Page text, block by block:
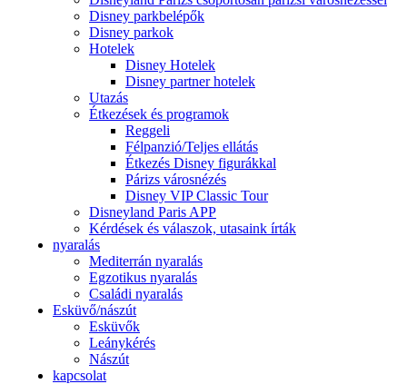
Disney parkbelépők
Disney parkok
Hotelek
Disney Hotelek
Disney partner hotelek
Utazás
Étkezések és programok
Reggeli
Félpanzió/Teljes ellátás
Étkezés Disney figurákkal
Párizs városnézés
Disney VIP Classic Tour
Disneyland Paris APP
Kérdések és válaszok, utasaink írták
nyaralás
Mediterrán nyaralás
Egzotikus nyaralás
Családi nyaralás
Esküvő/nászút
Esküvők
Leánykérés
Nászút
kapcsolat